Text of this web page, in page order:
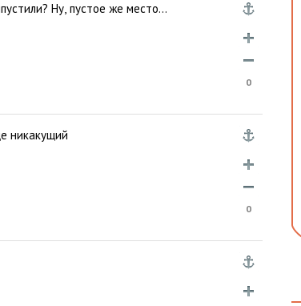
Ну, пустое же место…
0
никакущий
0